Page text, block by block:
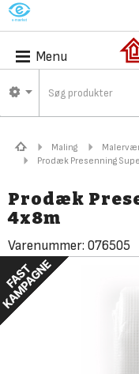
M
Menu
Maling
Prodæk Presenning
Prodæk
4x8m
Varenummer: 076505